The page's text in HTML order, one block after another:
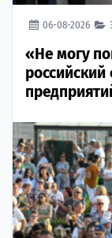
06-08-2026
«Не могу
российский